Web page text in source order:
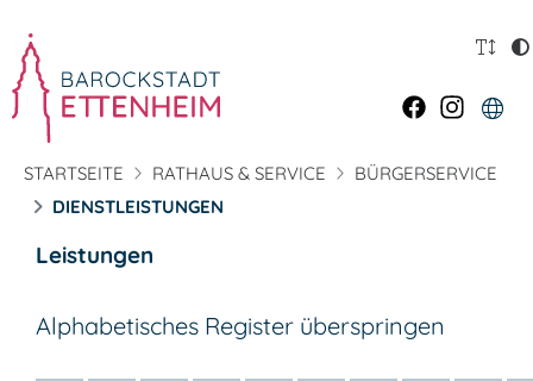
STARTSEITE RATHAUS & SERVICE
BÜRGERSERVICE
DIENSTLEISTUNGEN
Leistungen
Alphabetisches Register überspringen